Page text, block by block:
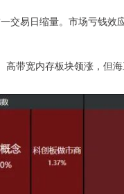
交易日缩量。市场亏钱
带宽内存板块领涨，但海